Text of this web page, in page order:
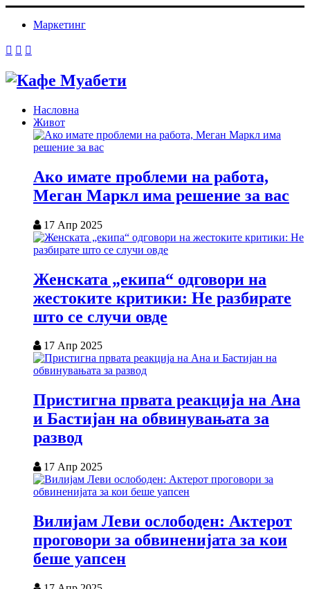
Маркетинг
Насловна
Живот
Ако имате проблеми на работа,
Меган Маркл има решение за вас
17 Апр 2025
Женската „екипа“ одговори на
жестоките критики: Не разбирате
што се случи овде
17 Апр 2025
Пристигна првата реакција на Ана
и Бастијан на обвинувањата за
развод
17 Апр 2025
Вилијам Леви ослободен: Актерот
проговори за обвиненијата за кои
беше уапсен